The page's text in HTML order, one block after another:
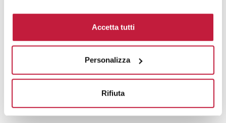
Accetta tutti
Personalizza
Rifiuta
Domande e risposte
Prodotti alternativi